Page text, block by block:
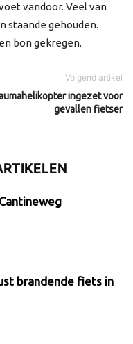
vandoor. Veel van
staande gehouden.
bon gekregen.
Volgend artikel
ingezet voor
gevallen fietser
brandende fiets in